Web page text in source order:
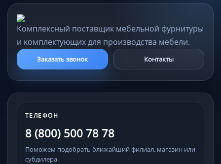
Комплексный поставщик мебельной фурнитуры
и комплектующих для производства мебели.
Заказать звонок Контакты
ТЕЛЕФОН
8 (800) 500 78 78
Поможем подобрать ближайший филиал, магазин или
субдилера.